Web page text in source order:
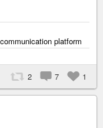
platform
2 7 1